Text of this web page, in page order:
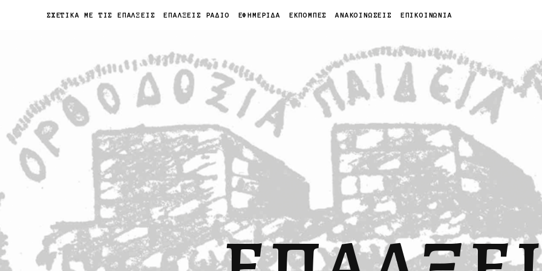
ΣΧΕΤΙΚΑ ΜΕ ΤΙΣ ΕΠΑΛΞΕΙΣ ΕΠΑΛΞΕΙΣ ΡΑΔΙΟ ΕΦΗΜΕΡΙΔΑ ΕΚΠΟΜΠΕΣ ΑΝΑΚΟΙΝΩΣΕΙΣ ΕΠΙΚΟΙΝΩΝΙΑ